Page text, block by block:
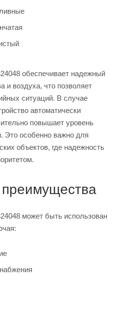
обеспечивает надежный
и воздуха, что позволяет
ситуаций. В случае
автоматически
повышает уровень
Это особенно важно для
объектов, где надежность
может быть использован